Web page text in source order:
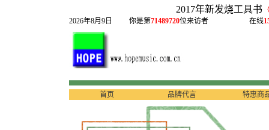
2017年新发烧工具书
2026年8月9日 你是第71489720位来访者 在线
首页 品牌代言 特惠商